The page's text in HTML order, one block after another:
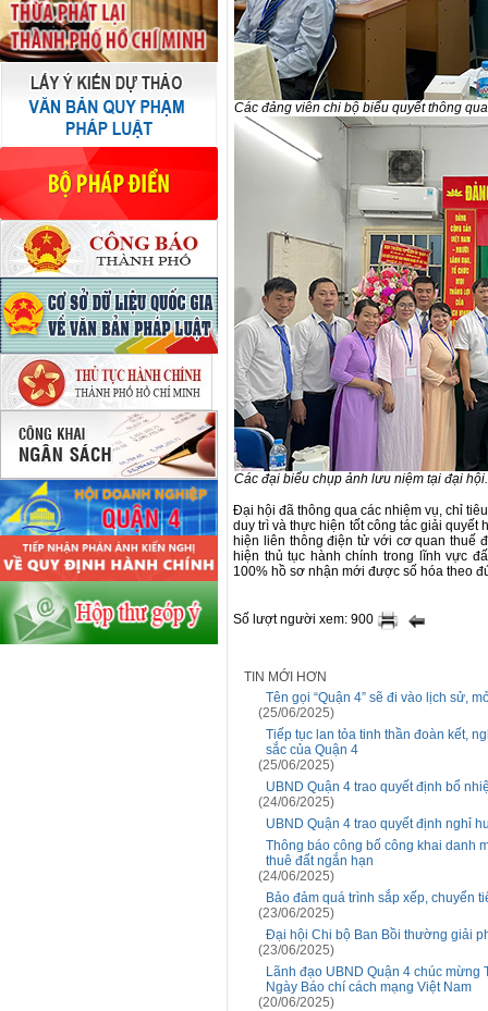
Các đảng viên chi bộ biểu quyết thông
Các đại biểu chụp ảnh lưu niệm tại đại hội.
Đại hội đã thông qua các nhiệm vụ, chỉ
duy trì và thực hiện tốt công tác giải quyết
hiện liên thông điện tử với cơ quan thuế
hiện thủ tục hành chính trong lĩnh vực
100% hồ sơ nhận mới được số hóa theo
Số lượt người xem: 900
TIN MỚI HƠN
Tên gọi “Quận 4” sẽ đi vào lịch sử,
(25/06/2025)
Tiếp tục lan tỏa tinh thần đoàn kết,
sắc của Quận 4
(25/06/2025)
UBND Quận 4 trao quyết định bổ
(24/06/2025)
UBND Quận 4 trao quyết định nghỉ
Thông báo công bố công khai danh
thuê đất ngắn hạn
(24/06/2025)
Bảo đảm quá trình sắp xếp, chuyển
(23/06/2025)
Đại hội Chi bộ Ban Bồi thường giải
(23/06/2025)
Lãnh đạo UBND Quận 4 chúc mừng
Ngày Báo chí cách mạng Việt Nam
(20/06/2025)